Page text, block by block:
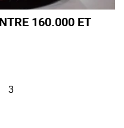
160.000 ET
3